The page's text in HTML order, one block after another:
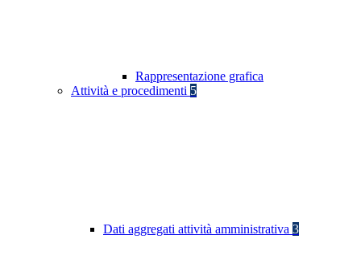
Rappresentazione grafica
Attività e procedimenti 5
Dati aggregati attività amministrativa 3